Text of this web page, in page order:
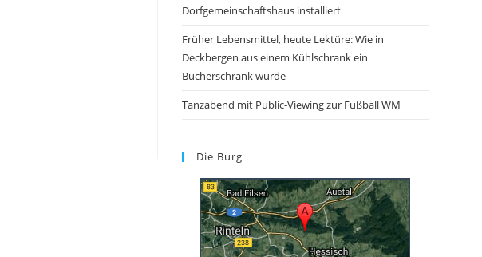
Dorfgemeinschaftshaus installiert
Früher Lebensmittel, heute Lektüre: Wie in
Deckbergen aus einem Kühlschrank ein
Bücherschrank wurde
Tanzabend mit Public-Viewing zur Fußball WM
Die Burg